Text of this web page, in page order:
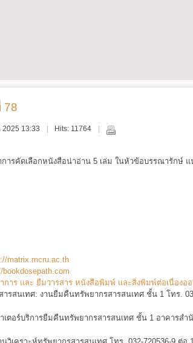
78
2025 13:33 Hits: 11764
ารคัดเลือกหนังสือน่าอ่าน 5 เล่ม ในหัวข้อบรรณารักษ์ แ
matrix.mcru.ac.th
bookdosepath.com
าร และ ยืมวารสาร หนังสือพิมพ์ และสิ่งพิมพ์ต่อเนื่องอ
รสนเทศ: งานยืมคืนทรัพยากรสารสนเทศ ชั้น 1 โทร.
ตอร์บริการยืมคืนทรัพยากรสารสนเทศ ชั้น 1 อาคารสำ